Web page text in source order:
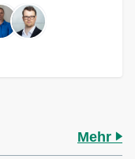
Mehr